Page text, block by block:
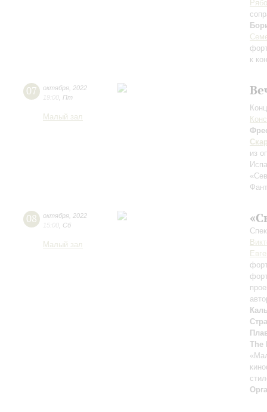
к
07 октября 2022
19:00 Пт
Малый зал
из
08 октября 2022
15:00 Сб
Малый зал
The